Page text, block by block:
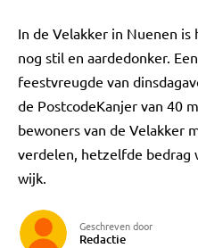
In de Velakker in Nuenen
nog stil en aardedonker.
feestvreugde van
de PostcodeKanjer van 40
bewoners van de Velakker
verdelen, hetzelfde bedrag
wijk.
Geschreven door
Redactie